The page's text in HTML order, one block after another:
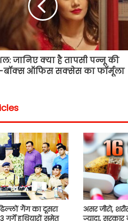
जानिए क्या है तापसी पन्नू की
बॉक्स ऑफिस सक्सेस का फॉर्मूला
गैंग का दूसरा
हथियारों समेत
असर जीरो,
ज्यादा,